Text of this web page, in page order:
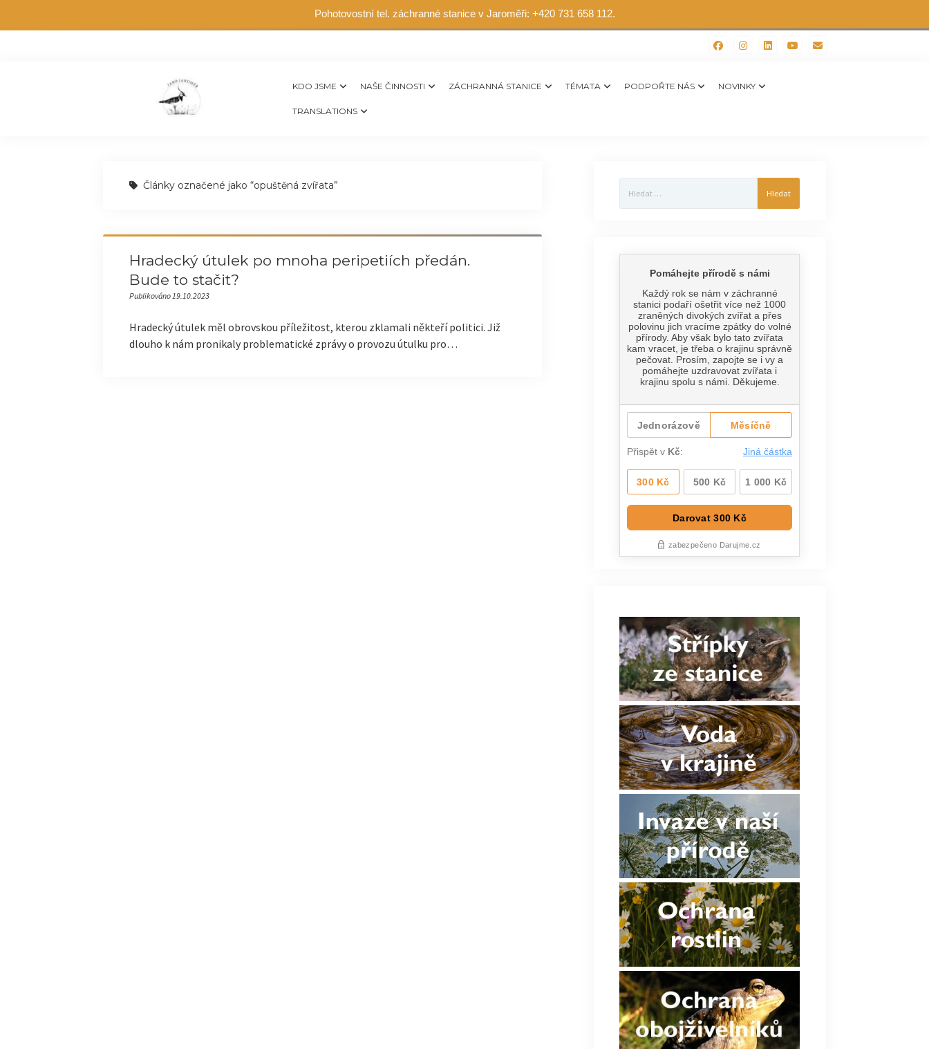
Pohotovostní tel. záchranné stanice v Jaroměři: +420 731 658 112.
KDO JSME NAŠE ČINNOSTI ZÁCHRANNÁ STANICE TÉMATA PODPOŘTE NÁS NOVINKY
TRANSLATIONS
Články označené jako “opuštěná zvířata”
Hradecký útulek po mnoha peripetiích předán.
Bude to stačit?
Publikováno 19.10.2023
Hradecký útulek měl obrovskou příležitost, kterou zklamali někteří politici. Již
dlouho k nám pronikaly problematické zprávy o provozu útulku pro…